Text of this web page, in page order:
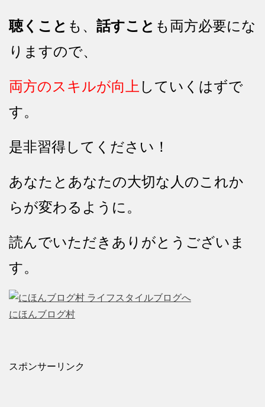
聴くこと も、 話すこと も両方必要にな
りますので、
両方のスキルが向上 していくはずで
す。
是非習得してください！
あなたとあなたの大切な人のこれか
らが変わるように。
読んでいただきありがとうございま
す。
にほんブログ村
スポンサーリンク